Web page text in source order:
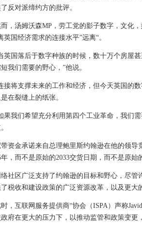
微软团队来到Linux
沙特银行在ATMS的基于区间的基于Slinkchain的
过时的IT系统正在妨碍患者护理
Microsoft预览Linux上的边缘浏览器
Microsoft踏上了瑞典的可再生动力的数据中心
Facebook，Instagram和WhatsApp停电解决了，
运输巨头马士克在采取云首次审查比赛的方法
这是周二的补丁时间。确保暂停自动更新。
Manchester Metrolink获取非接触式支付技术
总理萨吉德·贾维德设定为提高英国宽带覆盖率的
微软和苹果在一起更好
为什么cio必须将内部IT流程数字化以跟上变化的
反对派缔约方的批评。
，汤姆沃森MP，劳工党的影子数字，文化
英国经济需求的连接水平”远离“。
英国落后于数字种族的时候，数十万个房屋
我们需要的野心，”他说。
接将支撑未来的工作和经济，但今天英国的
在裂缝上的纸张。
果我们希望充分利用第四个工业革命，我们
带资金承诺来自总理鲍里斯约翰逊在他的领导
年，而不是原始的2033交货日期，而不是原始
络社区广泛支持了约翰逊的目标和野心，尽管
税收和建设政策的广泛资源改革，以及更大
时，互联网服务提供商“协会（ISPA）声称
府在更大的压力下，以推动监管和政策变更